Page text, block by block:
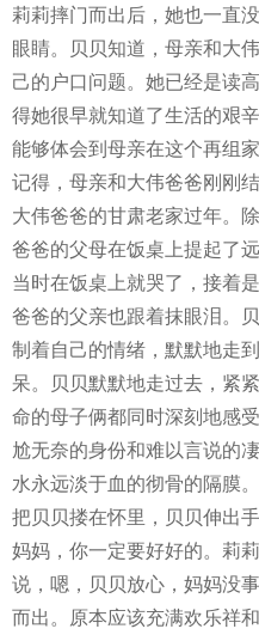
莉莉摔门而出后，她也一直
眼睛。贝贝知道，母亲和大
己的户口问题。她已经是读
得她很早就知道了生活的艰
能够体会到母亲在这个再组
记得，母亲和大伟爸爸刚刚
大伟爸爸的甘肃老家过年。
爸爸的父母在饭桌上提起了
当时在饭桌上就哭了，接着
爸爸的父亲也跟着抹眼泪。
制着自己的情绪，默默地走
呆。贝贝默默地走过去，紧
命的母子俩都同时深刻地感
尬无奈的身份和难以言说的
水永远淡于血的彻骨的隔膜
把贝贝搂在怀里，贝贝伸出
妈妈，你一定要好好的。莉
说，嗯，贝贝放心，妈妈没
而出。原本应该充满欢乐祥